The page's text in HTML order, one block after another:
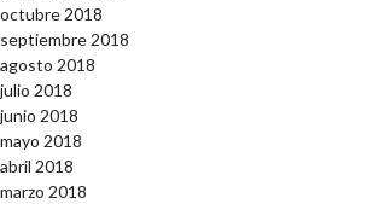
octubre 2018
septiembre 2018
agosto 2018
julio 2018
junio 2018
mayo 2018
abril 2018
marzo 2018